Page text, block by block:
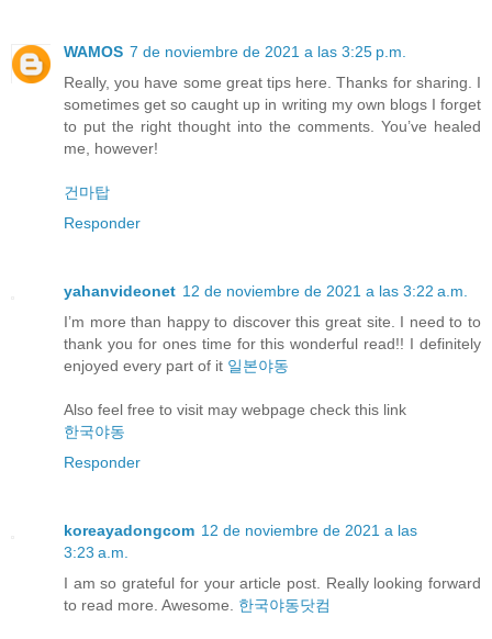
WAMOS 7 de noviembre de 2021 a las 3:25 p.m.
Really, you have some great tips here. Thanks for sharing. I
sometimes get so caught up in writing my own blogs I forget
to put the right thought into the comments. You’ve healed
me, however!
건마탑
Responder
yahanvideonet 12 de noviembre de 2021 a las 3:22 a.m.
I’m more than happy to discover this great site. I need to to
thank you for ones time for this wonderful read!! I definitely
enjoyed every part of it 일본야동
Also feel free to visit may webpage check this link
한국야동
Responder
koreayadongcom 12 de noviembre de 2021 a las
3:23 a.m.
I am so grateful for your article post. Really looking forward
to read more. Awesome. 한국야동닷컴